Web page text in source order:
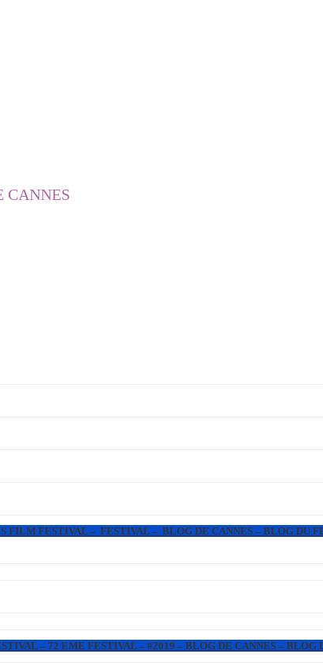
CANNES
FILM FESTIVAL – FESTIVAL – BLOG DE CANNES – BLOG DU
– 72 EME FESTIVAL – #2019 – BLOG DE CANNES – BLOG